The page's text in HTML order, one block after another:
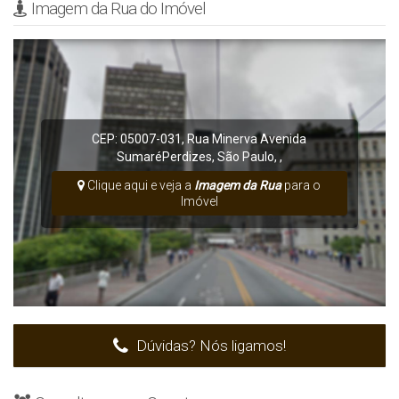
Imagem da Rua do Imóvel
CEP: 05007-031, Rua MinervaAvenida
SumaréPerdizes, São Paulo, ,
Clique aqui e veja a Imagem da Ruapara o
Imóvel
Dúvidas? Nós ligamos!